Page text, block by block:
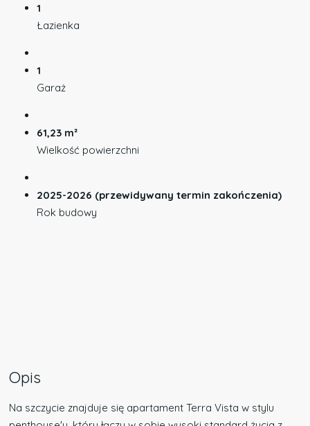
1
Łazienka
1
Garaż
61,23 m²
Wielkość powierzchni
2025-2026 (przewidywany termin zakończenia)
Rok budowy
Opis
Na szczycie znajduje się apartament Terra Vista w stylu